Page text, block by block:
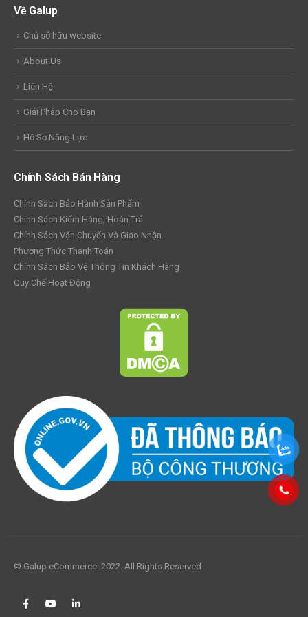
Về Galup
Chủ sở hữu website
About Us
Liên Hệ
Giải Pháp Cho Bạn
Hồ Sơ Năng Lực
Chính Sách Bán Hàng
Chính Sách Bảo Hành Sản Phẩm
Chính Sách Kiểm Hàng, Hoàn Trả
Chính Sách Vận Chuyển Và Giao Nhận
Phương Thức Thanh Toán
Chính Sách Bảo Vệ Thông Tin Khách Hàng
Quy Chế Hoạt Động
© Galup eCommerce. 2022. All Rights Reserved